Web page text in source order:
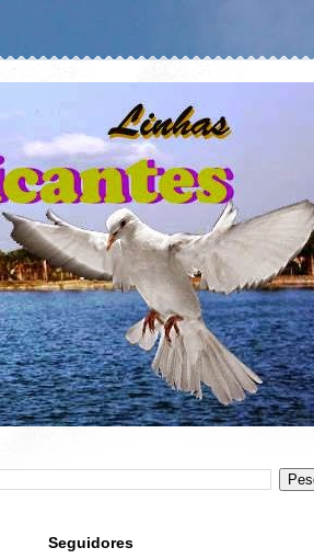
Seguidores